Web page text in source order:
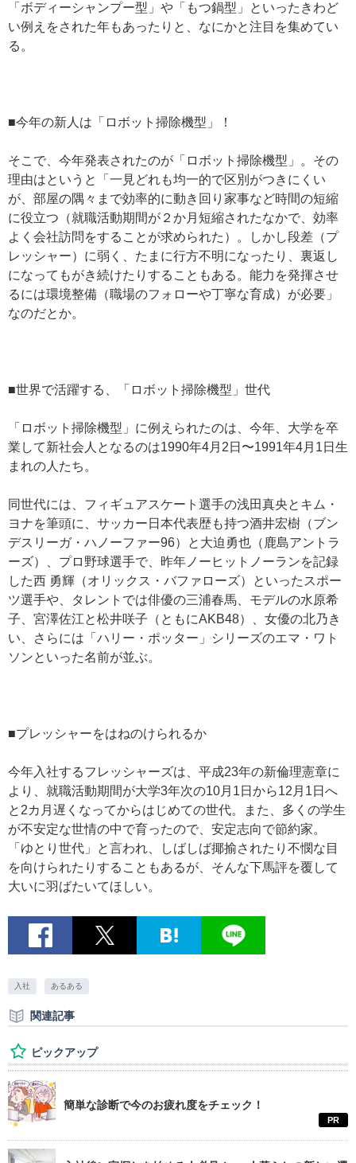
「ボディーシャンプー型」や「もつ鍋型」といったきわど
い例えをされた年もあったりと、なにかと注目を集めてい
る。
■今年の新人は「ロボット掃除機型」！
そこで、今年発表されたのが「ロボット掃除機型」。その
理由はというと「一見どれも均一的で区別がつきにくい
が、部屋の隅々まで効率的に動き回り家事など時間の短縮
に役立つ（就職活動期間が２か月短縮されたなかで、効率
よく会社訪問をすることが求められた）。しかし段差（プ
レッシャー）に弱く、たまに行方不明になったり、裏返し
になってもがき続けたりすることもある。能力を発揮させ
るには環境整備（職場のフォローや丁寧な育成）が必要」
なのだとか。
■世界で活躍する、「ロボット掃除機型」世代
「ロボット掃除機型」に例えられたのは、今年、大学を卒
業して新社会人となるのは1990年4月2日〜1991年4月1日生
まれの人たち。
同世代には、フィギュアスケート選手の浅田真央とキム・
ヨナを筆頭に、サッカー日本代表歴も持つ酒井宏樹（ブン
デスリーガ・ハノーファー96）と大迫勇也（鹿島アントラ
ーズ）、プロ野球選手で、昨年ノーヒットノーランを記録
した西 勇輝（オリックス・バファローズ）といったスポー
ツ選手や、タレントでは俳優の三浦春馬、モデルの水原希
子、宮澤佐江と松井咲子（ともにAKB48）、女優の北乃き
い、さらには「ハリー・ポッター」シリーズのエマ・ワト
ソンといった名前が並ぶ。
■プレッシャーをはねのけられるか
今年入社するフレッシャーズは、平成23年の新倫理憲章に
より、就職活動期間が大学3年次の10月1日から12月1日へ
と2カ月遅くなってからはじめての世代。また、多くの学生
が不安定な世情の中で育ったので、安定志向で節約家。
「ゆとり世代」と言われ、しばしば揶揄されたり不憫な目
を向けられたりすることもあるが、そんな下馬評を覆して
大いに羽ばたいてほしい。
入社 あるある
関連記事
ピックアップ
簡単な診断で今のお疲れ度をチェック！
PR